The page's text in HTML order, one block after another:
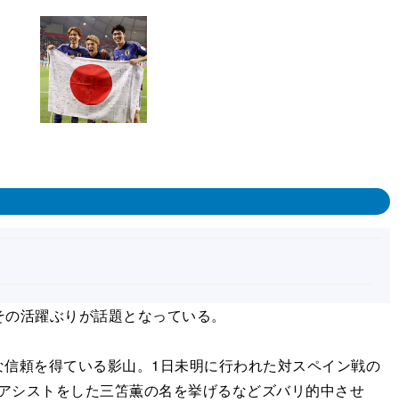
活躍ぶりが話題となっている。
頼を得ている影山。1日未明に行われた対スペイン戦の
ストをした三笘薫の名を挙げるなどズバリ的中させ